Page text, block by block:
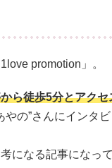
promotion」。
ら徒歩5分とアク
の”さんにイン
なる記事になっ